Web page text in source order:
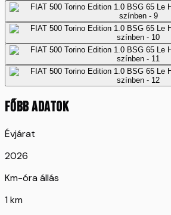
FŐBB ADATOK
Évjárat
2026
Km-óra állás
1 km